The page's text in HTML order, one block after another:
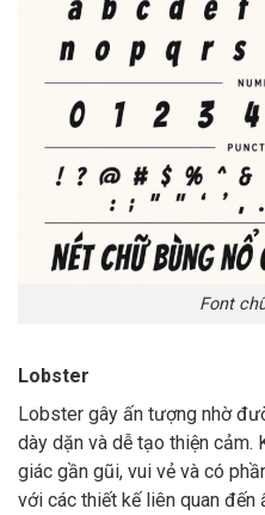
Font
Lobster
Lobster gây ấn tượng nhờ
dày dặn và dễ tạo thiện cảm.
giác gần gũi, vui vẻ và có
với các thiết kế liên quan đến